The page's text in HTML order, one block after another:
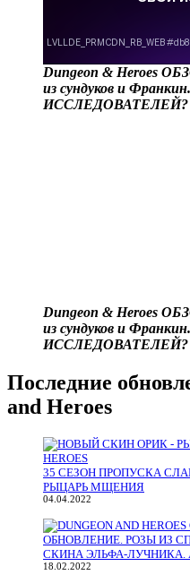
Dungeon & Heroes
из сундуков и
ИССЛЕДОВАТЕЛЕЙ?
Dungeon & Heroes
из сундуков и
ИССЛЕДОВАТЕЛЕЙ?
Последние
and Heroes
35 СЕЗОН ПРОПУСКА
РЫЦАРЬ МЩЕНИЯ
04.04.2022
ОБНОВЛЕНИЕ. РОЗЫ ИЗ
СКИНА ЭЛЬФА-ЛУЧНИКА.
18.02.2022